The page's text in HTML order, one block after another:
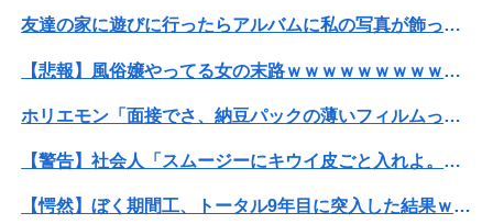
友達の家に遊びに行ったらアルバムに私の写真が飾ってあった。しかも私が知らない写真
【悲報】風俗嬢やってる女の末路ｗｗｗｗｗｗｗｗｗｗｗ
ホリエモン「面接でさ、納豆パックの薄いフィルムって何のために入っていの？って聞くわけ」
【警告】社会人「スムージーにキウイ皮ごと入れよ。これ美容にいいんだよね〜」→ 結果…
【愕然】ぼく期間工、トータル9年目に突入した結果ｗｗｗｗｗｗｗｗｗｗ